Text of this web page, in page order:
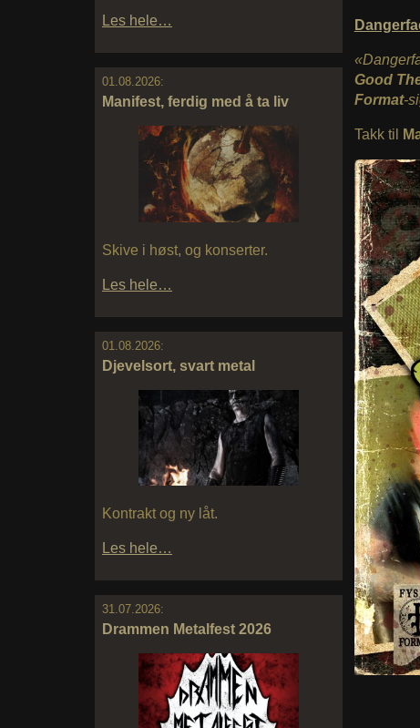
Les hele…
01.08.2026:
Manifest, ferdig med å ta liv
Skive i høst, og konserter.
Les hele…
01.08.2026:
Djevelsort, svart metal
Kontrakt og ny låt.
Les hele…
31.07.2026:
Drammen Metalfest 2026
Good
Format-
Takk til